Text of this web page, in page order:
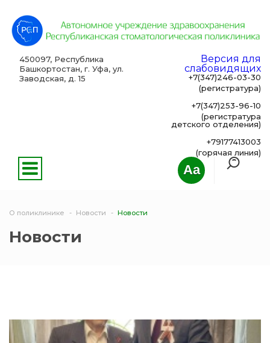
Aa
450097, Республика
Башкортостан, г. Уфа, ул.
Заводская, д. 15
Версия для
слабовидящих
+7(347)246-03-30
(регистратура)
+7(347)253-96-10
(регистратура
детского отделения)
+79177413003
(горячая линия)
О поликлинике Новости Новости
Новости